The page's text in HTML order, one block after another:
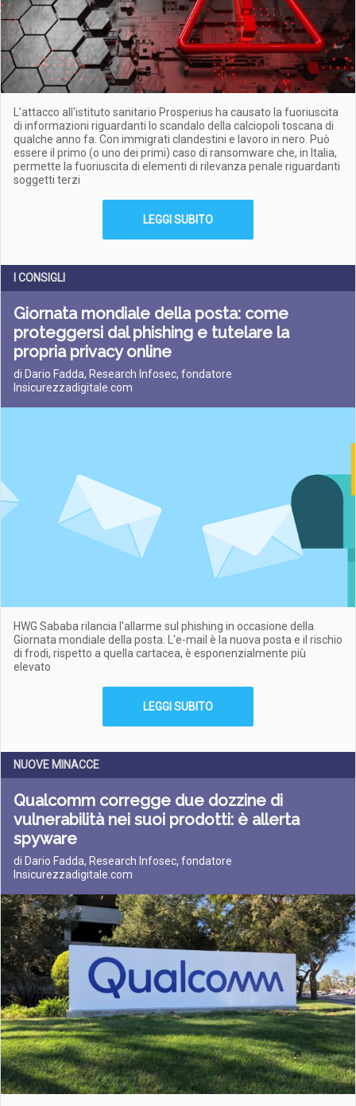
L'attacco all'istituto sanitario Prosperius ha causato la fuoriuscita
di informazioni riguardanti lo scandalo della calciopoli toscana di
qualche anno fa. Con immigrati clandestini e lavoro in nero. Può
essere il primo (o uno dei primi) caso di ransomware che, in Italia,
permette la fuoriuscita di elementi di rilevanza penale riguardanti
soggetti terzi
LEGGI SUBITO
I CONSIGLI
Giornata mondiale della posta: come
proteggersi dal phishing e tutelare la
propria privacy online
di Dario Fadda, Research Infosec, fondatore
Insicurezzadigitale.com
HWG Sababa rilancia l'allarme sul phishing in occasione della
Giornata mondiale della posta. L'e-mail è la nuova posta e il rischio
di frodi, rispetto a quella cartacea, è esponenzialmente più
elevato
LEGGI SUBITO
NUOVE MINACCE
Qualcomm corregge due dozzine di
vulnerabilità nei suoi prodotti: è allerta
spyware
di Dario Fadda, Research Infosec, fondatore
Insicurezzadigitale.com